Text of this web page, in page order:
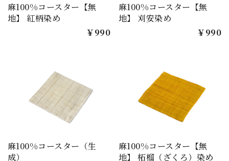
麻100%コースター【無
地】 紅柄染め
￥990
麻100%コースター【無
地】 刈安染め
￥990
麻100%コースター（生
成）
麻100%コースター【無
地】 柘榴（ざくろ）染め